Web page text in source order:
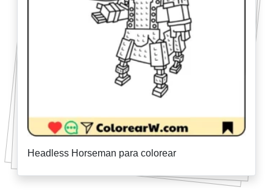
Headless Horseman para colorear